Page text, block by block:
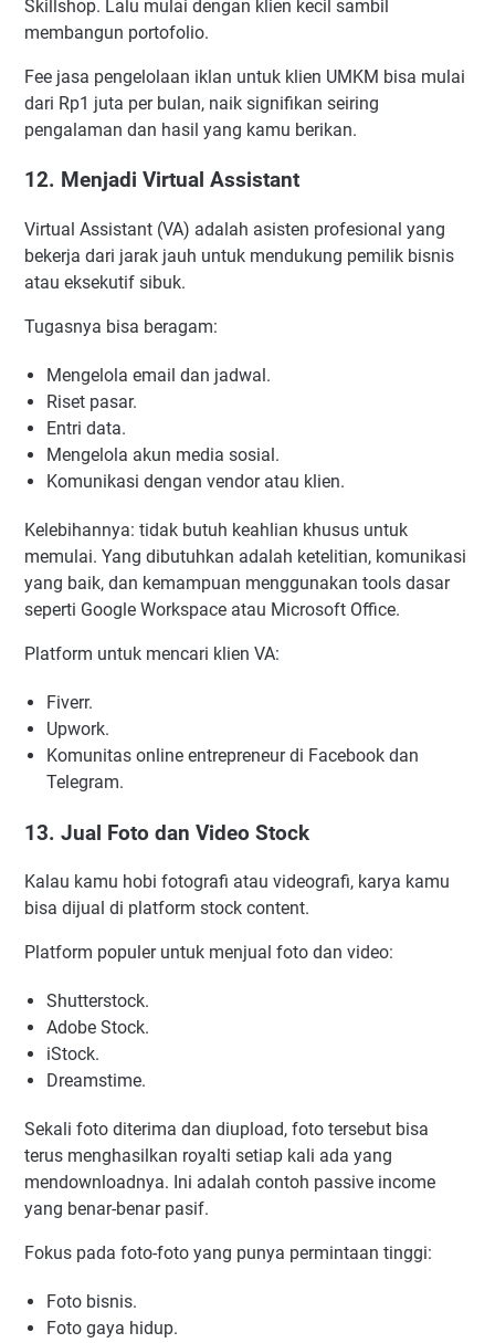
Skillshop. Lalu mulai dengan klien kecil sambil
membangun portofolio.
Fee jasa pengelolaan iklan untuk klien UMKM bisa mulai
dari Rp1 juta per bulan, naik signifikan seiring
pengalaman dan hasil yang kamu berikan.
12. Menjadi Virtual Assistant
Virtual Assistant (VA) adalah asisten profesional yang
bekerja dari jarak jauh untuk mendukung pemilik bisnis
atau eksekutif sibuk.
Tugasnya bisa beragam:
Mengelola email dan jadwal.
Riset pasar.
Entri data.
Mengelola akun media sosial.
Komunikasi dengan vendor atau klien.
Kelebihannya: tidak butuh keahlian khusus untuk
memulai. Yang dibutuhkan adalah ketelitian, komunikasi
yang baik, dan kemampuan menggunakan tools dasar
seperti Google Workspace atau Microsoft Office.
Platform untuk mencari klien VA:
Fiverr.
Upwork.
Komunitas online entrepreneur di Facebook dan
Telegram.
13. Jual Foto dan Video Stock
Kalau kamu hobi fotografi atau videografi, karya kamu
bisa dijual di platform stock content.
Platform populer untuk menjual foto dan video:
Shutterstock.
Adobe Stock.
iStock.
Dreamstime.
Sekali foto diterima dan diupload, foto tersebut bisa
terus menghasilkan royalti setiap kali ada yang
mendownloadnya. Ini adalah contoh passive income
yang benar-benar pasif.
Fokus pada foto-foto yang punya permintaan tinggi:
Foto bisnis.
Foto gaya hidup.